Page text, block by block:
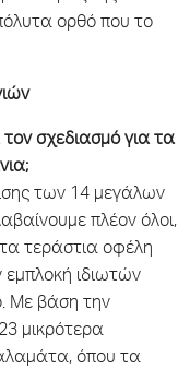
ορθό που το
σχεδιασμό για τα
των 14 μεγάλων
πλέον όλοι,
τα τεράστια οφέλη
ιδιωτών
Με βάση την
μικρότερα
όπου τα